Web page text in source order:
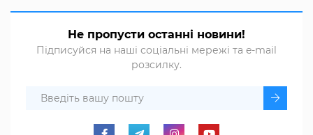
Не пропусти останні новини!
Підписуйся на наші соціальні мережі та e-mail
розсилку.